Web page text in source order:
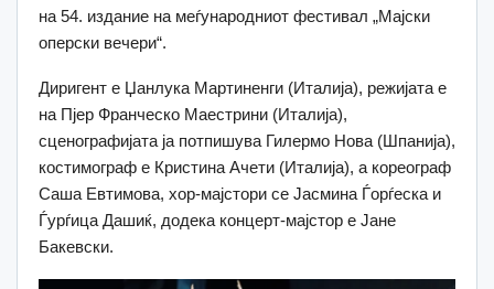
на 54. издание на меѓународниот фестивал „Мајски
оперски вечери“.
Диригент е Џанлука Мартиненги (Италија), режијата е
на Пјер Франческо Маестрини (Италија),
сценографијата ја потпишува Гилермо Нова (Шпанија),
костимограф е Кристина Ачети (Италија), а кореограф
Саша Евтимова, хор-мајстори се Јасмина Ѓорѓеска и
Ѓурѓица Дашиќ, додека концерт-мајстор е Јане
Бакевски.